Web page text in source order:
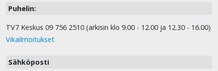
Puhelin:
TV7 Keskus 09 756 2510 (arkisin klo 9.00 - 12.00 ja 12.30 - 16.00)
Vikailmoitukset
Sähköposti